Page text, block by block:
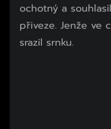
ochotný a
přiveze. Jenže ve
srazil srnku.